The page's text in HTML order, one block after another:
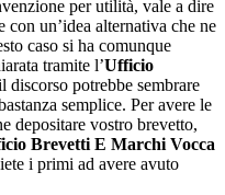
per utilità, vale a dire
con un’idea alternativa che ne
caso si ha comunque
tramite l’Ufficio
discorso potrebbe sembrare
semplice. Per avere le
depositare vostro brevetto,
Brevetti E Marchi Vocca
i primi ad avere avuto